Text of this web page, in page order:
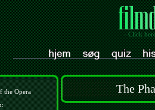
- Click
the Opera
The